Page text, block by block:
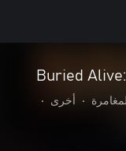
Buried
• أخرى
•